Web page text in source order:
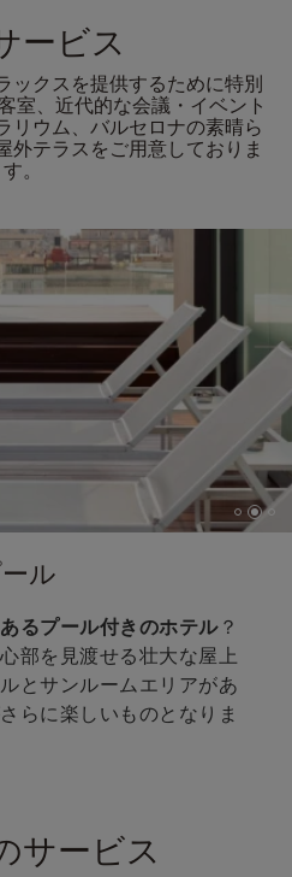
ービス
ックスを提供するために特別
室、近代的な会議・イベント
リウム、バルセロナの素晴ら
外テラスをご用意しておりま
す。
ル
るプール付きのホテル？
部を見渡せる壮大な屋上
とサンルームエリアがあ
らに楽しいものとなりま
サービス